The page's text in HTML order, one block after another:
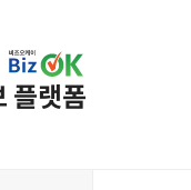
플랫폼